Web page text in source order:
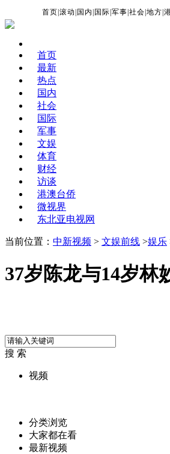
首页 |滚动 国内 国际 |军事 |社会 |地方 |
首页
最新
热点
国内
社会
国际
军事
文娱
体育
财经
访谈
港澳台侨
微视界
东北亚电视网
当前位置： 中新视频 > 文娱前线 >娱乐
37岁陈龙与14岁林
搜 索
视频
分类浏览
大家都在看
最新视频